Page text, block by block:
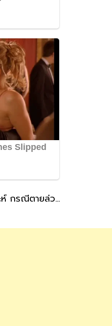
ประกันสังคม แนะผู้ประกันตนที่สถานะโสดทำหนังสือระบุผู้รับเงินสงเคราะห์ กรณีตายล่วงหน้า